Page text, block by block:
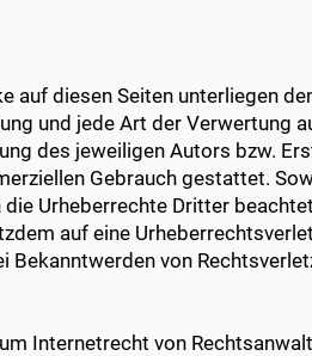
auf diesen Seiten unterliegen
und jede Art der Verwertung
des jeweiligen Autors bzw.
Gebrauch gestattet.
Urheberrechte Dritter
auf eine
von
Internetrecht von